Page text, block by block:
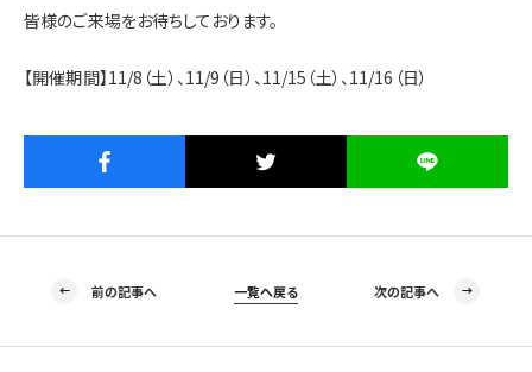
皆様のご来場をお待ちしております。
【開催期間】11/8（土）、11/9（日）、11/15（土）、11/16（日）
前の記事へ 一覧へ戻る 次の記事へ
ハウスメーカーの登録数